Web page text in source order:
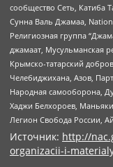
сообщество Сеть, Катиба
Сунна Валь Джамаа,
Религиозная группа
джамаат, Мусульманская
Крымско-татарский
Челебиджихана, Азов,
Народная самооборона,
Хаджи Белхороев,
Легион Свобода России,
Источник: http://
organizacii-i-